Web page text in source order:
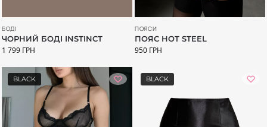
БОДІ
ЧОРНИЙ БОДІ INSTINCT
1 799 ГРН
ПОЯСИ
ПОЯС HOT STEEL
950 ГРН
BLACK BLACK